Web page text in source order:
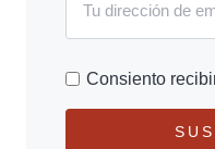
Consiento